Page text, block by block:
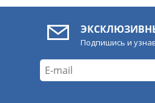
Подпишись и